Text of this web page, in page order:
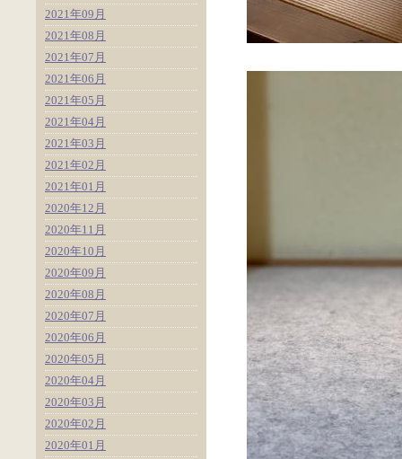
2021年09月
2021年08月
2021年07月
2021年06月
2021年05月
2021年04月
2021年03月
2021年02月
2021年01月
2020年12月
2020年11月
2020年10月
2020年09月
2020年08月
2020年07月
2020年06月
2020年05月
2020年04月
2020年03月
2020年02月
2020年01月